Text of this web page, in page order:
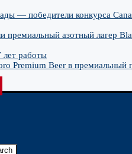
— победители конкурса
премиальный азотный лагер
лет работы
Premium Beer в премиальный